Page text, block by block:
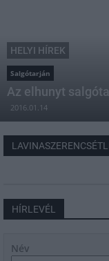
HELYI HÍREK
Salgótarján
Az elhunyt
2016.01.14
HÍRLEVÉL
Név